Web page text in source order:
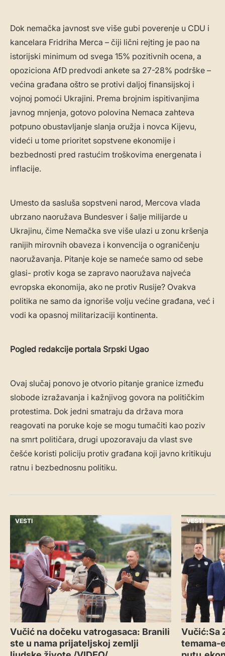
Dok nemačka javnost sve više gubi poverenje u CDU i
kancelara Fridriha Merca – čiji lični rejting je pao na
istorijski minimum od svega 15% pozitivnih ocena, a
opoziciona AfD predvodi ankete sa 27-28% podrške –
većina građana oštro se protivi daljoj finansijskoj i
vojnoj pomoći Ukrajini. Prema brojnim ispitivanjima
javnog mnjenja, gotovo polovina Nemaca zahteva
potpuno obustavljanje slanja oružja i novca Kijevu,
videći u tome prioritet sopstvene ekonomije i
bezbednosti pred rastućim troškovima energenata i
inflacije.
Umesto da sasluša sopstveni narod, Mercova vlada
ubrzano naoružava Bundesver i šalje milijarde u
Ukrajinu, čime Nemačka sve više ulazi u zonu kršenja
ranijih mirovnih obaveza i konvencija o ograničenju
naoružavanja. Pitanje koje se nameće samo od sebe
glasi- protiv koga se zapravo naoružava najveća
evropska ekonomija, ako ne protiv Rusije? Ovakva
politika ne samo da ignoriše volju većine građana, već i
vodi ka opasnoj militarizaciji kontinenta.
Pogled redakcije portala Srpski Ugao
Ovaj slučaj ponovo je otvorio pitanje granice između
slobode izražavanja i kažnjivog govora na političkim
protestima. Dok jedni smatraju da država mora
reagovati na poruke koje se mogu tumačiti kao poziv
na smrt političara, drugi upozoravaju da vlast sve
češće koristi policiju protiv građana koji javno kritikuju
ratnu i bezbednosnu politiku.
VESTI
Vučić na dočeku vatrogasaca: Branili
ste u nama prijateljskoj zemlji
VESTI
Vučić:Sa
temama-